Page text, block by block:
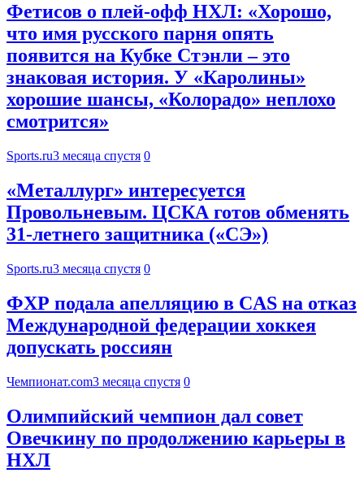
Фетисов о плей-офф НХЛ: «Хорошо,
что имя русского парня опять
появится на Кубке Стэнли – это
знаковая история. У «Каролины»
хорошие шансы, «Колорадо» неплохо
смотрится»
Sports.ru3 месяца спустя 0
«Металлург» интересуется
Провольневым. ЦСКА готов обменять
31-летнего защитника («СЭ»)
Sports.ru3 месяца спустя 0
ФХР подала апелляцию в CAS на отказ
Международной федерации хоккея
допускать россиян
Чемпионат.com3 месяца спустя 0
Олимпийский чемпион дал совет
Овечкину по продолжению карьеры в
НХЛ